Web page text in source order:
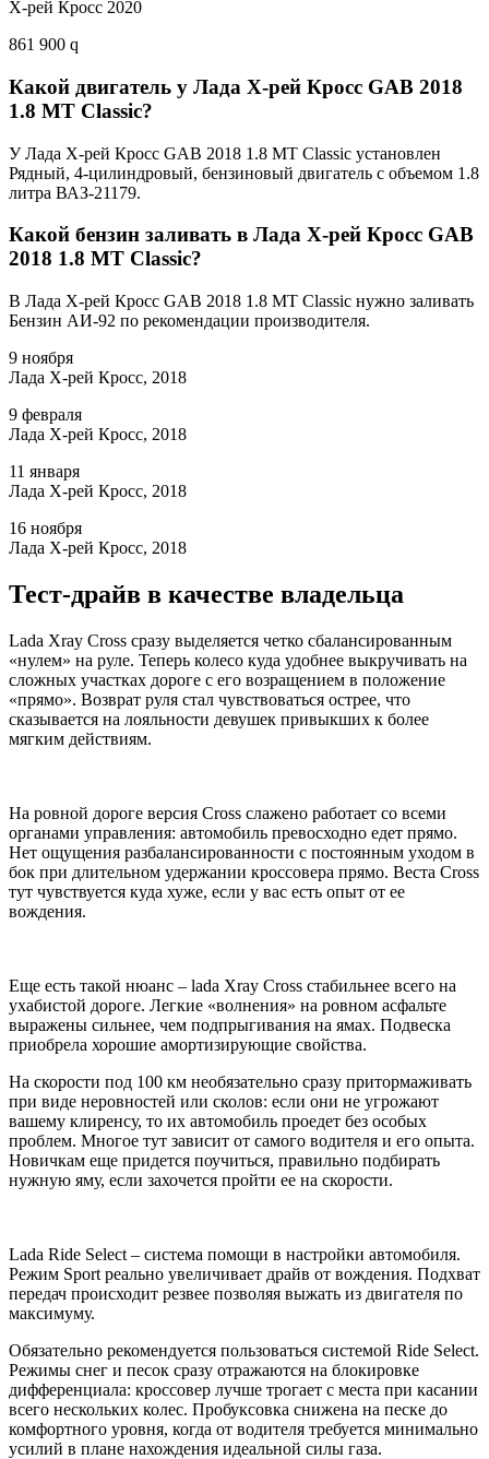
Х-рей Кросс 2020
861 900 q
Какой двигатель у Лада Х-рей Кросс GAB 2018
1.8 MT Classic?
У Лада Х-рей Кросс GAB 2018 1.8 MT Classic установлен
Рядный, 4-цилиндровый, бензиновый двигатель с объемом 1.8
литра ВАЗ-21179.
Какой бензин заливать в Лада Х-рей Кросс GAB
2018 1.8 MT Classic?
В Лада Х-рей Кросс GAB 2018 1.8 MT Classic нужно заливать
Бензин АИ-92 по рекомендации производителя.
9 ноября
Лада Х-рей Кросс, 2018
9 февраля
Лада Х-рей Кросс, 2018
11 января
Лада Х-рей Кросс, 2018
16 ноября
Лада Х-рей Кросс, 2018
Тест-драйв в качестве владельца
Lada Xray Cross сразу выделяется четко сбалансированным
«нулем» на руле. Теперь колесо куда удобнее выкручивать на
сложных участках дороге с его возращением в положение
«прямо». Возврат руля стал чувствоваться острее, что
сказывается на лояльности девушек привыкших к более
мягким действиям.
На ровной дороге версия Cross слажено работает со всеми
органами управления: автомобиль превосходно едет прямо.
Нет ощущения разбалансированности с постоянным уходом в
бок при длительном удержании кроссовера прямо. Веста Cross
тут чувствуется куда хуже, если у вас есть опыт от ее
вождения.
Еще есть такой нюанс – lada Xray Cross стабильнее всего на
ухабистой дороге. Легкие «волнения» на ровном асфальте
выражены сильнее, чем подпрыгивания на ямах. Подвеска
приобрела хорошие амортизирующие свойства.
На скорости под 100 км необязательно сразу притормаживать
при виде неровностей или сколов: если они не угрожают
вашему клиренсу, то их автомобиль проедет без особых
проблем. Многое тут зависит от самого водителя и его опыта.
Новичкам еще придется поучиться, правильно подбирать
нужную яму, если захочется пройти ее на скорости.
Lada Ride Select – система помощи в настройки автомобиля.
Режим Sport реально увеличивает драйв от вождения. Подхват
передач происходит резвее позволяя выжать из двигателя по
максимуму.
Обязательно рекомендуется пользоваться системой Ride Select.
Режимы снег и песок сразу отражаются на блокировке
дифференциала: кроссовер лучше трогает с места при касании
всего нескольких колес. Пробуксовка снижена на песке до
комфортного уровня, когда от водителя требуется минимально
усилий в плане нахождения идеальной силы газа.